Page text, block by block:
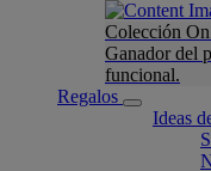
Colección
Ganador del
funcional.
Regalos
Ideas